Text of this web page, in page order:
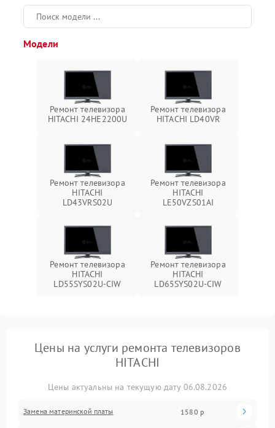
Модели
Ремонт телевизора
HITACHI 24HE2200U
Ремонт телевизора
HITACHI LD40VR
Ремонт телевизора
HITACHI
LD43VRS02U
Ремонт телевизора
HITACHI
LE50VZS01AI
Ремонт телевизора
HITACHI
LD55SYS02U-CIW
Ремонт телевизора
HITACHI
LD65SYS02U-CIW
Цены на услуги ремонта телевизоров
HITACHI
Цены актуальны на текущую дату 06.08.2026
Замена материнской платы 1580 р